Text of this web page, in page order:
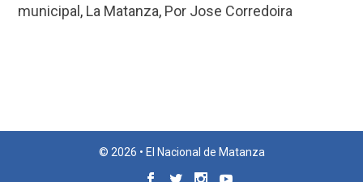
municipal , La Matanza, Por Jose Corredoira
© 2026 • El Nacional de Matanza